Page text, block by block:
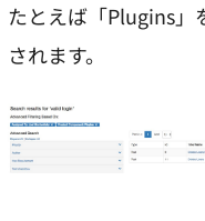
たとえば「Plugins」
されます。